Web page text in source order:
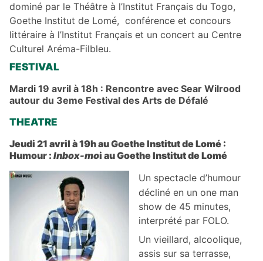
dominé par le Théâtre à l’Institut Français du Togo,
Goethe Institut de Lomé, conférence et concours
littéraire à l’Institut Français et un concert au Centre
Culturel Aréma-Filbleu.
FESTlVAL
Mardi 19 avril à 18h : Rencontre avec Sear Wilrood
autour du 3eme Festival des Arts de Défalé
THEATRE
Jeudi 21 avril à 19h au Goethe Institut de Lomé :
Humour : Inbox-moi au Goethe Institut de Lomé
Un spectacle d’humour
décliné en un one man
show de 45 minutes,
interprété par FOLO.
Un vieillard, alcoolique,
assis sur sa terrasse,